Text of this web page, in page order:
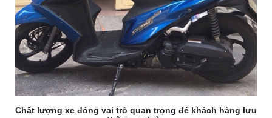
Chất lượng xe đóng vai trò quan trọng để khách hàng lưu